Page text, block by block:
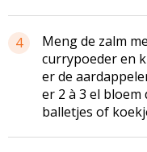
4
Meng de zalm
currypoeder en
er de
er 2 à 3 el
balletjes of